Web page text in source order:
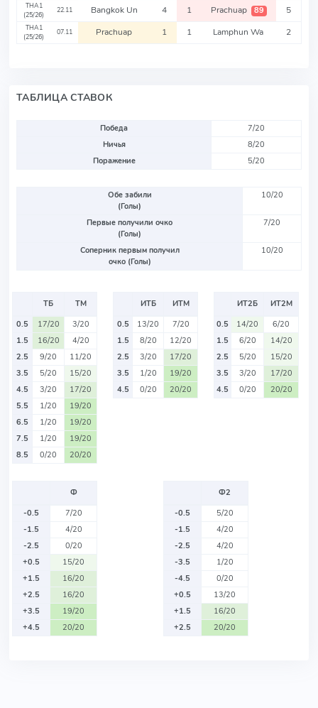
THA1
(25/26)
22.11 Bangkok Un 4 1 Prachuap 89 5
THA1
(25/26)
07.11 Prachuap 1 1 Lamphun Wa 2
ТАБЛИЦА СТАВОК
Победа
7/20
Ничья
8/20
Поражение
5/20
Обе забили
(Голы)
10/20
Первые получили очко
(Голы)
7/20
Соперник первым получил
очко (Голы)
10/20
ТБ
ТМ
0.5
17/20
3/20
1.5
16/20
4/20
2.5
9/20
11/20
3.5
5/20
15/20
4.5
3/20
17/20
5.5
1/20
19/20
6.5
1/20
19/20
7.5
1/20
19/20
8.5
0/20 20/20
ИТБ
ИТМ
0.5
13/20
7/20
1.5
8/20
12/20
2.5
3/20
17/20
3.5
1/20
19/20
4.5
0/20 20/20
ИТ2Б
ИТ2М
0.5
14/20
6/20
1.5
6/20
14/20
2.5
5/20
15/20
3.5
3/20
17/20
4.5
0/20 20/20
Ф
-0.5
7/20
-1.5
4/20
-2.5
0/20
+0.5
15/20
+1.5
16/20
+2.5
16/20
+3.5
19/20
+4.5
20/20
Ф2
-0.5
5/20
-1.5
4/20
-2.5
4/20
-3.5
1/20
-4.5
0/20
+0.5
13/20
+1.5
16/20
+2.5
20/20